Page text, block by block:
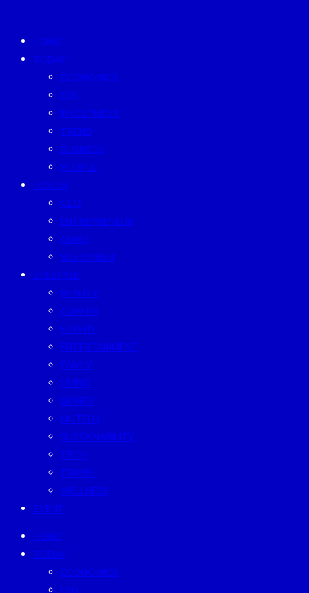
HOME
TODAY
ECONOMICS
ESG
INVESTMENT
TREND
BUSINESS
PEOPLE
FORUM
CEO
ENTREPRENEUR
GURU
SUSTAINISM
LIFESTYLE
BEAUTY
CAREER
EATERY
ENTERTAINMENT
FAMILY
LIVING
MONEY
MUTELU
SUSTAINABILITY
TECH
TRAVEL
WELLNESS
EVENT
HOME
TODAY
ECONOMICS